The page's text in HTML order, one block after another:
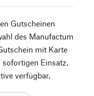
Gutscheinen
des Manufactum
mit Karte
Einsatz.
verfügbar.